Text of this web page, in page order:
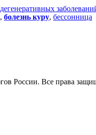
, болезнь куру, бессонница
России. Все права